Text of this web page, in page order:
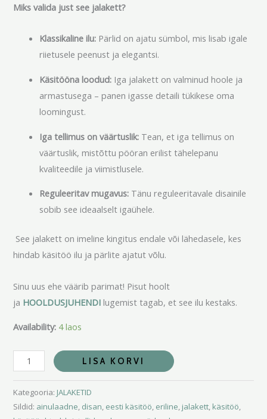
Miks valida just see jalakett?
Klassikaline ilu: Pärlid on ajatu sümbol, mis lisab igale
riietusele peenust ja elegantsi.
Käsitööna loodud: Iga jalakett on valminud hoole ja
armastusega – panen igasse detaili tükikese oma
loomingust.
Iga tellimus on väärtuslik: Tean, et iga tellimus on
väärtuslik, mistõttu pööran erilist tähelepanu
kvaliteedile ja viimistlusele.
Reguleeritav mugavus: Tänu reguleeritavale disainile
sobib see ideaalselt igaühele.
See jalakett on imeline kingitus endale või lähedasele, kes
hindab käsitöö ilu ja pärlite ajatut võlu.
Sinu uus ehe väärib parimat! Pisut hoolt
ja HOOLDUSJUHENDI lugemist tagab, et see ilu kestaks.
Availability: 4 laos
LISA KORVI
Kategooria: JALAKETID
Sildid: ainulaadne, disan, eesti käsitöö, eriline, jalakett, käsitöö,